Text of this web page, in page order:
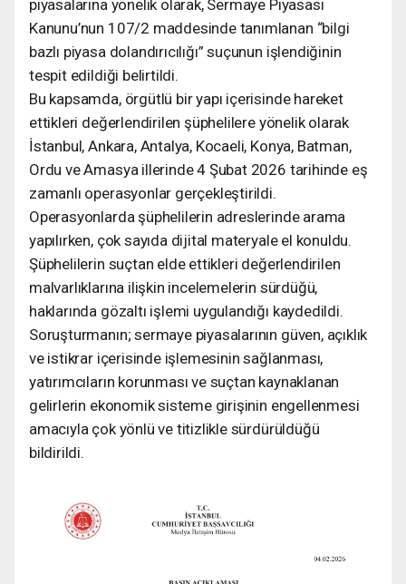
piyasalarına yönelik olarak, Sermaye Piyasası
Kanunu’nun 107/2 maddesinde tanımlanan “bilgi
bazlı piyasa dolandırıcılığı” suçunun işlendiğinin
tespit edildiği belirtildi.
Bu kapsamda, örgütlü bir yapı içerisinde hareket
ettikleri değerlendirilen şüphelilere yönelik olarak
İstanbul, Ankara, Antalya, Kocaeli, Konya, Batman,
Ordu ve Amasya illerinde 4 Şubat 2026 tarihinde eş
zamanlı operasyonlar gerçekleştirildi.
Operasyonlarda şüphelilerin adreslerinde arama
yapılırken, çok sayıda dijital materyale el konuldu.
Şüphelilerin suçtan elde ettikleri değerlendirilen
malvarlıklarına ilişkin incelemelerin sürdüğü,
haklarında gözaltı işlemi uygulandığı kaydedildi.
Soruşturmanın; sermaye piyasalarının güven, açıklık
ve istikrar içerisinde işlemesinin sağlanması,
yatırımcıların korunması ve suçtan kaynaklanan
gelirlerin ekonomik sisteme girişinin engellenmesi
amacıyla çok yönlü ve titizlikle sürdürüldüğü
bildirildi.